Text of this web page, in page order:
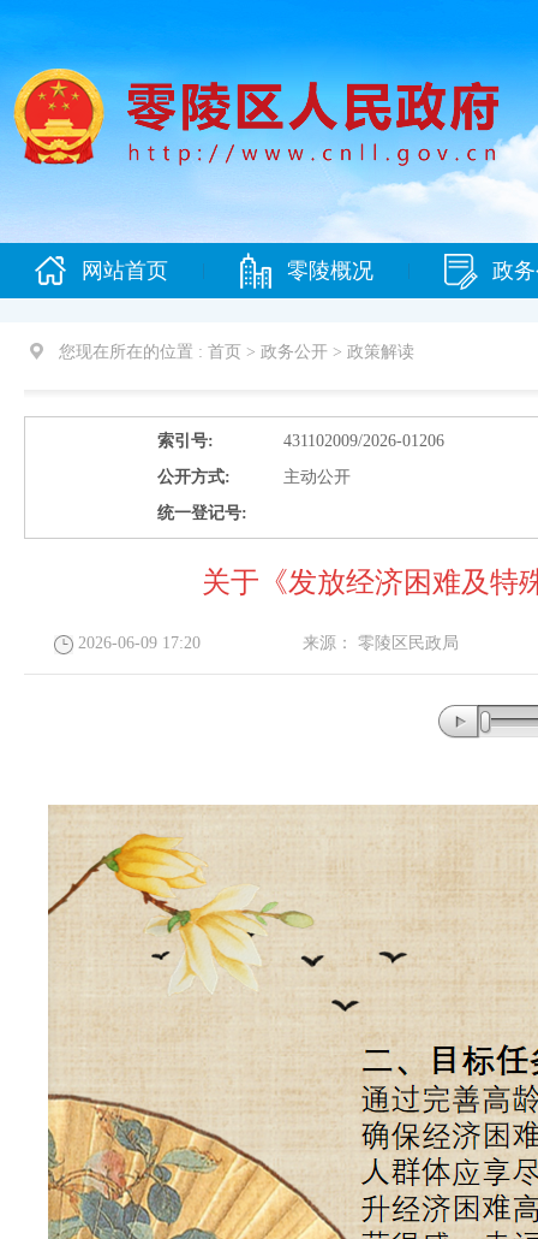
网站首页 零陵概况 政
您现在所在的位置 : 首页 > 政务公开 > 政策解读
索引号:
431102009/2026-01206
公开方式:
主动公开
统一登记号:
关于《发放经济困难及特
2026-06-09 17:20 来源： 零陵区民政局